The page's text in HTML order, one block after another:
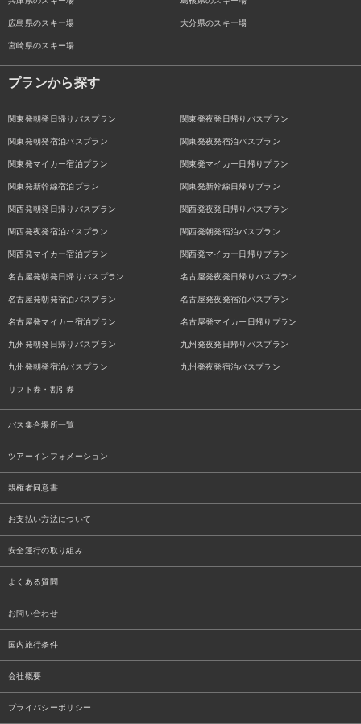
広島県のスキー場 大分県のスキー場
宮崎県のスキー場
プランから探す
関東発朝発日帰りバスプラン 関東発夜発日帰りバスプラン
関東発朝発宿泊バスプラン 関東発夜発宿泊バスプラン
関東発マイカー宿泊プラン 関東発マイカー日帰りプラン
関東発新幹線宿泊プラン 関東発新幹線日帰りプラン
関西発朝発日帰りバスプラン 関西発夜発日帰りバスプラン
関西発夜発宿泊バスプラン 関西発朝発宿泊バスプラン
関西発マイカー宿泊プラン 関西発マイカー日帰りプラン
名古屋発朝発日帰りバスプラン 名古屋発夜発日帰りバスプラン
名古屋発朝発宿泊バスプラン 名古屋発夜発宿泊バスプラン
名古屋発マイカー宿泊プラン 名古屋発マイカー日帰りプラン
九州発朝発日帰りバスプラン 九州発夜発日帰りバスプラン
九州発朝発宿泊バスプラン 九州発夜発宿泊バスプラン
リフト券・割引券
バス集合場所一覧
ツアーインフォメーション
親権者同意書
お支払い方法について
安全運行の取り組み
よくある質問
お問い合わせ
国内旅行条件
会社概要
プライバシーポリシー